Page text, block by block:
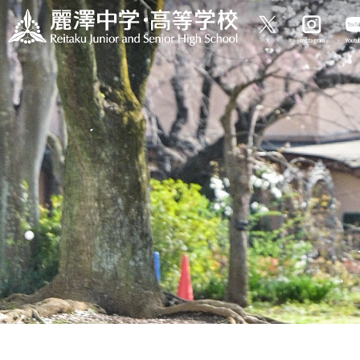
X Instagram